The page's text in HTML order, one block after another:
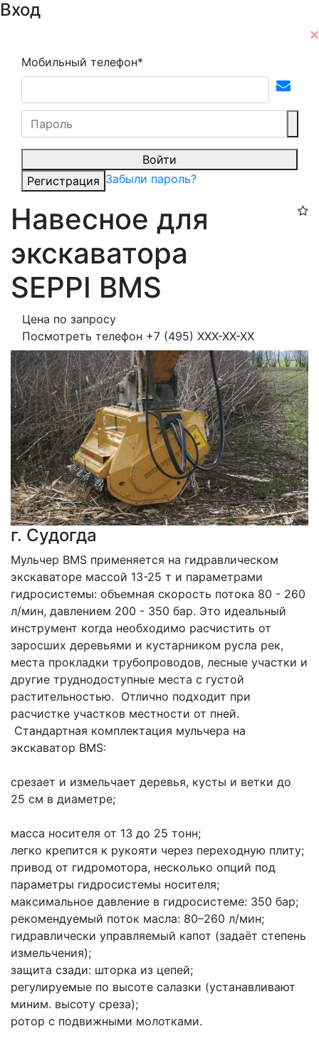
Вход
Мобильный телефон*
Войти
Регистрация Забыли пароль?
Навесное для
экскаватора
SEPPI BMS
Цена по запросу
Посмотреть телефон +7 (495) XXX-XX-XX
г. Судогда
Мульчер BMS применяется на гидравлическом
экскаваторе массой 13-25 т и параметрами
гидросистемы: объемная скорость потока 80 - 260
л/мин, давлением 200 - 350 бар. Это идеальный
инструмент когда необходимо расчистить от
заросших деревьями и кустарником русла рек,
места прокладки трубопроводов, лесные участки и
другие труднодоступные места с густой
растительностью.  Отлично подходит при
расчистке участков местности от пней.
экскаватор BMS:
срезает и измельчает деревья, кусты и ветки до
25 см в диаметре;
масса носителя от 13 до 25 тонн;
легко крепится к рукояти через переходную плиту;
привод от гидромотора, несколько опций под
параметры гидросистемы носителя;
максимальное давление в гидросистеме: 350 бар;
рекомендуемый поток масла: 80–260 л/мин;
гидравлически управляемый капот (задаёт степень
измельчения);
защита сзади: шторка из цепей;
регулируемые по высоте салазки (устанавливают
миним. высоту среза);
ротор с подвижными молотками.